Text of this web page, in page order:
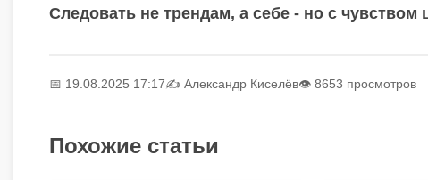
Следовать не трендам, а себе - но с чувством
📅 19.08.2025 17:17✍️ Александр Киселёв👁 8653 просмотров
Похожие статьи